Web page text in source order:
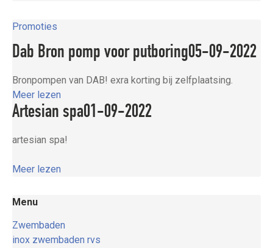
Promoties
Dab Bron pomp voor putboring05-09-2022
Bronpompen van DAB! exra korting bij zelfplaatsing.
Meer lezen
Artesian spa01-09-2022
artesian spa!
Meer lezen
Menu
Zwembaden
inox zwembaden rvs